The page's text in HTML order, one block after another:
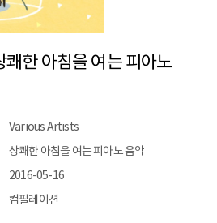
한 아침을 여는 피아노
Various Artists
상쾌한 아침을 여는 피아노 음악
2016-05-16
컴필레이션